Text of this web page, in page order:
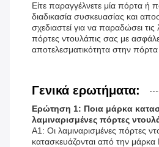
Είτε παραγγέλνετε μία πόρτα ή
διαδικασία συσκευασίας και
σχεδιαστεί για να παραδώσει τις
πόρτες ντουλάπις σας με
αποτελεσματικότητα στην πόρτα
Γενικά ερωτήματα:
Ερώτηση 1: Ποια μάρκα
λαμιναρισμένες πόρτες
Α1: Οι λαμιναρισμένες πόρτες
κατασκευάζονται από την μάρκα